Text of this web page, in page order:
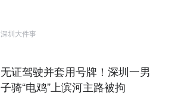
深圳大件事
无证驾驶并套用号牌！深圳一男
子骑“电鸡”上滨河主路被拘